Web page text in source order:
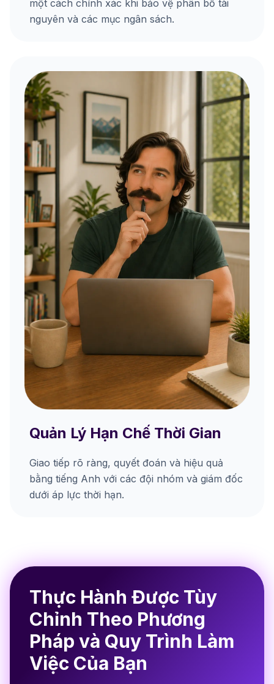
một cách chính xác khi bảo vệ phân bổ tài
nguyên và các mục ngân sách.
Quản Lý Hạn Chế Thời Gian
Giao tiếp rõ ràng, quyết đoán và hiệu quả
bằng tiếng Anh với các đội nhóm và giám đốc
dưới áp lực thời hạn.
Thực Hành Được Tùy
Chỉnh Theo Phương
Pháp và Quy Trình Làm
Việc Của Bạn